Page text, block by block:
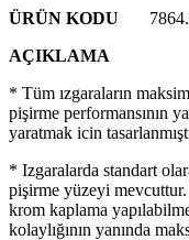
ÜRÜN KODU
AÇIKLAMA
* Tüm ızgaraların
pişirme performansının
yaratmak icin
* Izgaralarda standart
pişirme yüzeyi
krom kaplama
kolaylığının yanında